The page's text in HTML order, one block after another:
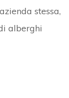
stessa,
alberghi